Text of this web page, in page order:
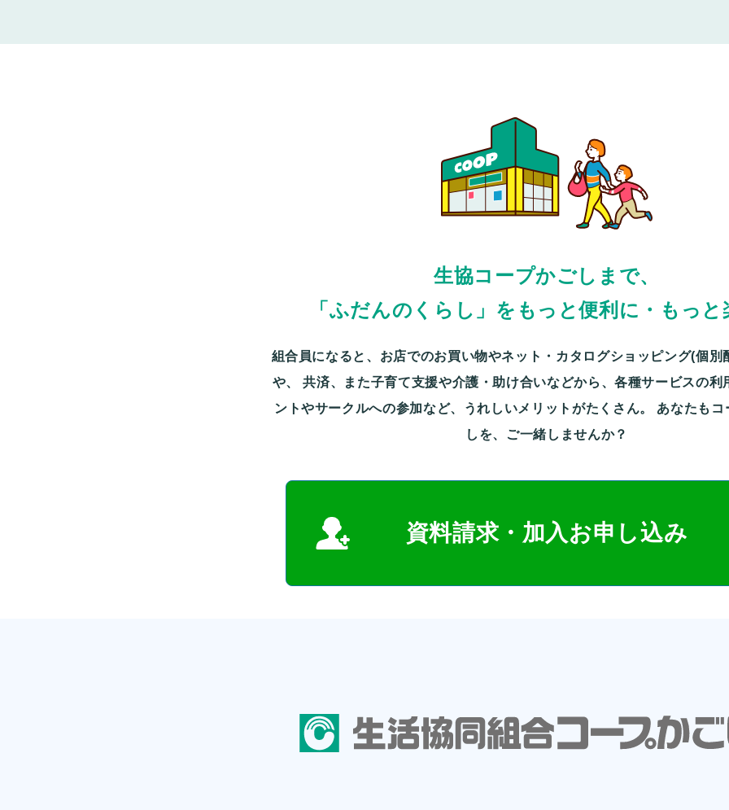
生協コープかごしまで、
「ふだんのくらし」をもっと便利に・もっと
組合員になると、お店でのお買い物やネット・カタログショッピング(個別
や、共済、また子育て支援や介護・助け合いなどから、各種サービスの利
ントやサークルへの参加など、うれしいメリットがたくさん。
あなたもコ
しを、ご一緒しませんか？
資料請求・加入お申し込み